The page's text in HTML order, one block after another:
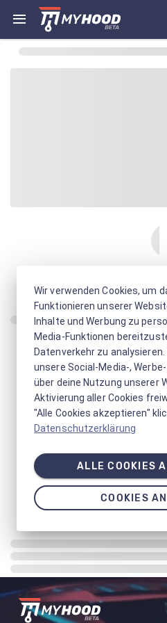
Wir verwenden Cookies, um
Funktionieren unserer
Inhalte und Werbung zu
Media-Funktionen
Datenverkehr zu
unsere Social-Media-,
über deine Nutzung unserer
Aktivierung aller Cookies
"Alle Cookies akzeptieren"
Datenschutzerklärung
ALLE COOKIES
COOKIES